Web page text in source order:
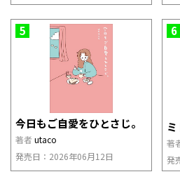
5
今日もご自愛をひとさじ。
著者 utaco
発売日：2026年06月12日
6
著
発